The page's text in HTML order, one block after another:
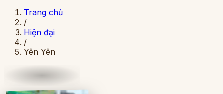
Trang chủ
/
Hiện đại
/
Yên Yên